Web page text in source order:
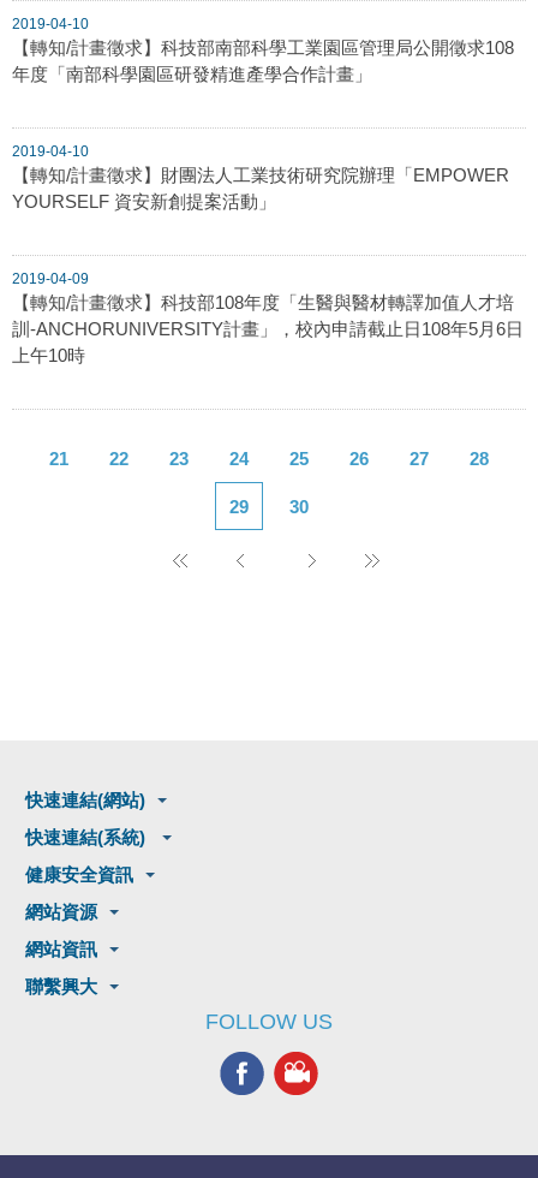
2019-04-10
【轉知/計畫徵求】科技部南部科學工業園區管理局公開徵求108
年度「南部科學園區研發精進產學合作計畫」
2019-04-10
【轉知/計畫徵求】財團法人工業技術研究院辦理「EMPOWER
YOURSELF 資安新創提案活動」
2019-04-09
【轉知/計畫徵求】科技部108年度「生醫與醫材轉譯加值人才培
訓-ANCHORUNIVERSITY計畫」，校內申請截止日108年5月6日
上午10時
21 22 23 24 25 26 27 28
29 30
快速連結(網站)
快速連結(系統)
健康安全資訊
網站資源
網站資訊
聯繫興大
FOLLOW US